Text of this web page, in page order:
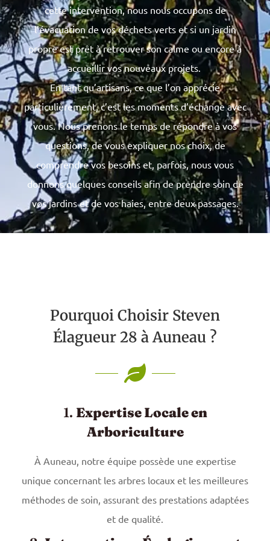
cette intervention, nous nous occupons de
l’évacuation de vos déchets verts et si un jardin
propre est prêt à retrouver son calme ou encore à
accueillir vos nouveaux projets.
En tant qu’artisans, ce que l’on apprécie
particulièrement, c’est les moments d’échange avec
vous. Nous prenons le temps de répondre à vos
questions, de vous expliquer nos choix, de
comprendre vos besoins et, parfois, nous vous
donnons quelques conseils afin de prendre soin de
vos jardins et de vos haies, entre deux passages.
Pourquoi Choisir Steven
Élagueur 28 à Auneau ?
1. Expertise Locale en
Arboriculture
À Auneau, notre équipe possède une expertise
unique concernant les arbres locaux et les meilleures
méthodes de soin, assurant des prestations adaptées
et de qualité.